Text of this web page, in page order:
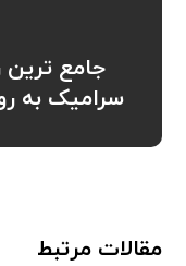
جامع ترین
سرامیک به
مقالات مرتبط